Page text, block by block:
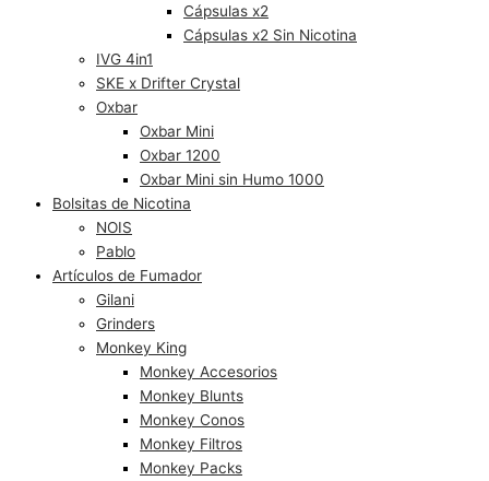
Cápsulas x2
Cápsulas x2 Sin Nicotina
IVG 4in1
SKE x Drifter Crystal
Oxbar
Oxbar Mini
Oxbar 1200
Oxbar Mini sin Humo 1000
Bolsitas de Nicotina
NOIS
Pablo
Artículos de Fumador
Gilani
Grinders
Monkey King
Monkey Accesorios
Monkey Blunts
Monkey Conos
Monkey Filtros
Monkey Packs